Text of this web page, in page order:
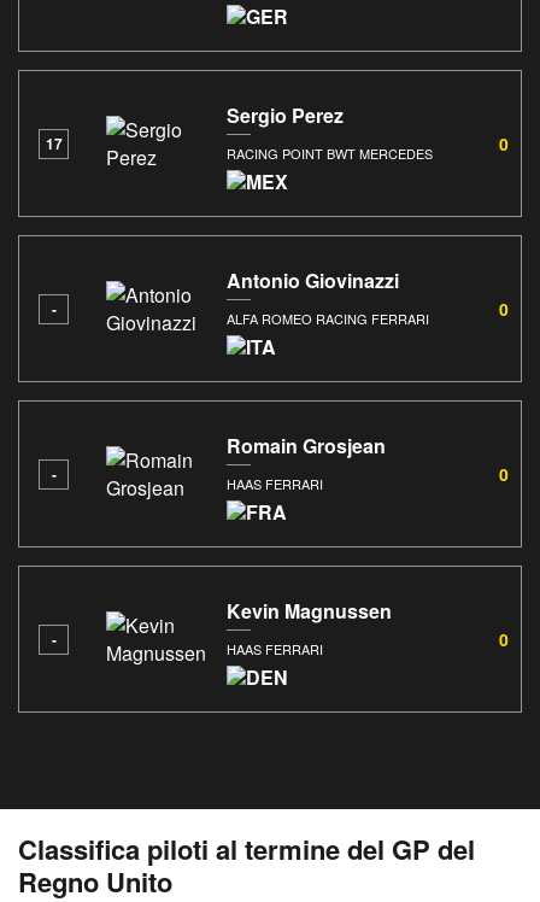
17
Sergio Perez
RACING POINT BWT MERCEDES 0
-
Antonio Giovinazzi
ALFA ROMEO RACING FERRARI 0
-
Romain Grosjean
HAAS FERRARI 0
-
Kevin Magnussen
HAAS FERRARI 0
Classifica piloti al termine del GP del
Regno Unito